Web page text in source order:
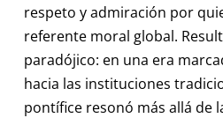
respeto y admiración por
referente moral global.
paradójico: en una era
hacia las instituciones
pontífice resonó más allá de